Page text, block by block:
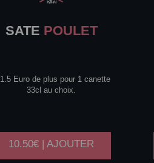
SATE POULET
Euro de plus pour 1 canette
33cl au choix.
10.50€ | AJOUTER